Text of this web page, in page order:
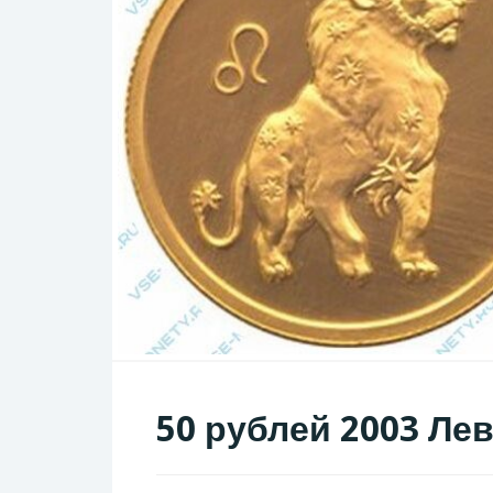
50 рублей 2003 Лев